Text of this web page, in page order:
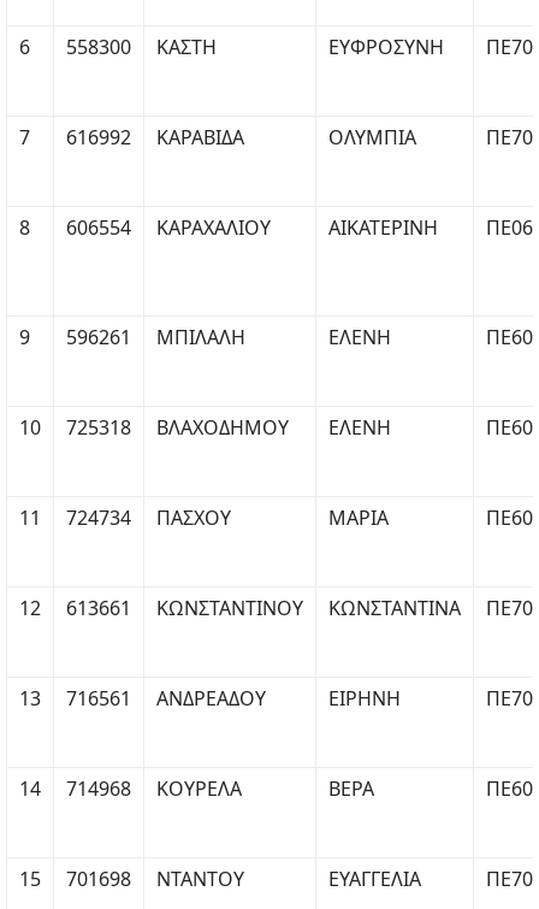
6 558300 ΚΑΣΤΗ ΕΥΦΡΟΣΥΝΗ ΠΕ70
7 616992 ΚΑΡΑΒΙΔΑ ΟΛΥΜΠΙΑ ΠΕ70
8 606554 ΚΑΡΑΧΑΛΙΟΥ ΑΙΚΑΤΕΡΙΝΗ ΠΕ06
9 596261 ΜΠΙΛΑΛΗ ΕΛΕΝΗ ΠΕ60
10 725318 ΒΛΑΧΟΔΗΜΟΥ ΕΛΕΝΗ ΠΕ60
11 724734 ΠΑΣΧΟΥ ΜΑΡΙΑ ΠΕ60
12 613661 ΚΩΝΣΤΑΝΤΙΝΟΥ ΚΩΝΣΤΑΝΤΙΝΑ ΠΕ70
13 716561 ΑΝΔΡΕΑΔΟΥ ΕΙΡΗΝΗ ΠΕ70
14 714968 ΚΟΥΡΕΛΑ ΒΕΡΑ ΠΕ60
15 701698 ΝΤΑΝΤΟΥ ΕΥΑΓΓΕΛΙΑ ΠΕ70